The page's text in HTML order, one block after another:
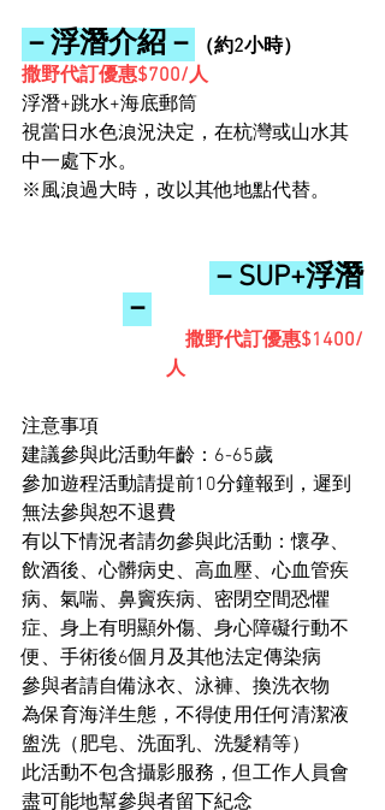
－浮潛介紹－
（約2小時）
撒野代訂優惠$700/人
浮潛+跳水+海底郵筒
視當日水色浪況決定，在杭灣或山水其
中一處下水。
※風浪過大時，改以其他地點代替。
－SUP+浮潛
－
撒野代訂優惠$1400/
人
注意事項
建議參與此活動年齡：6-65歲
參加遊程活動請提前10分鐘報到，遲到
無法參與恕不退費
有以下情況者請勿參與此活動：懷孕、
飲酒後、心髒病史、高血壓、心血管疾
病、氣喘、鼻竇疾病、密閉空間恐懼
症、身上有明顯外傷、身心障礙行動不
便、手術後6個月及其他法定傳染病
參與者請自備泳衣、泳褲、換洗衣物
為保育海洋生態，不得使用任何清潔液
盥洗（肥皂、洗面乳、洗髮精等）
此活動不包含攝影服務，但工作人員會
盡可能地幫參與者留下紀念